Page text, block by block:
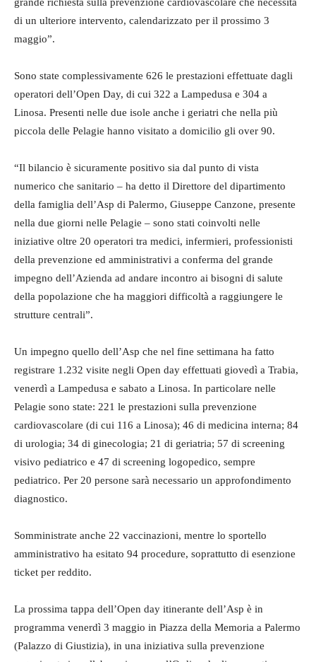
di un ulteriore intervento, calendarizzato per il prossimo 3
maggio”.
Sono state complessivamente 626 le prestazioni effettuate dagli
operatori dell’Open Day, di cui 322 a Lampedusa e 304 a
Linosa. Presenti nelle due isole anche i geriatri che nella più
piccola delle Pelagie hanno visitato a domicilio gli over 90.
“Il bilancio è sicuramente positivo sia dal punto di vista
numerico che sanitario – ha detto il Direttore del dipartimento
della famiglia dell’Asp di Palermo, Giuseppe Canzone, presente
nella due giorni nelle Pelagie – sono stati coinvolti nelle
iniziative oltre 20 operatori tra medici, infermieri, professionisti
della prevenzione ed amministrativi a conferma del grande
impegno dell’Azienda ad andare incontro ai bisogni di salute
della popolazione che ha maggiori difficoltà a raggiungere le
strutture centrali”.
Un impegno quello dell’Asp che nel fine settimana ha fatto
registrare 1.232 visite negli Open day effettuati giovedì a Trabia,
venerdì a Lampedusa e sabato a Linosa. In particolare nelle
Pelagie sono state: 221 le prestazioni sulla prevenzione
cardiovascolare (di cui 116 a Linosa); 46 di medicina interna; 84
di urologia; 34 di ginecologia; 21 di geriatria; 57 di screening
visivo pediatrico e 47 di screening logopedico, sempre
pediatrico. Per 20 persone sarà necessario un approfondimento
diagnostico.
Somministrate anche 22 vaccinazioni, mentre lo sportello
amministrativo ha esitato 94 procedure, soprattutto di esenzione
ticket per reddito.
La prossima tappa dell’Open day itinerante dell’Asp è in
programma venerdì 3 maggio in Piazza della Memoria a Palermo
(Palazzo di Giustizia), in una iniziativa sulla prevenzione